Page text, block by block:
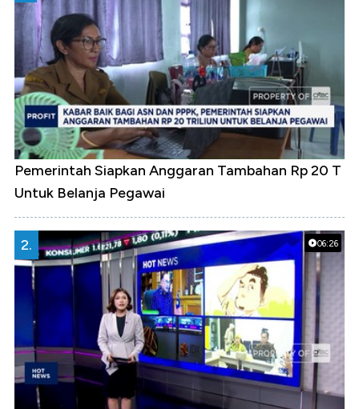
Pemerintah Siapkan Anggaran Tambahan Rp 20 T
Untuk Belanja Pegawai
06:26
2.